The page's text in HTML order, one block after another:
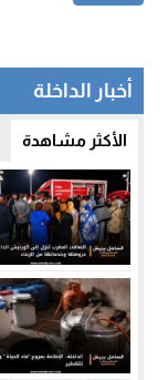
أخبار الداخلة
الأكثر مشاهدة